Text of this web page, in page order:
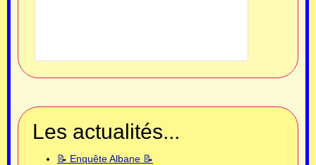
Les actualités...
📝 Enquête Albane 📝